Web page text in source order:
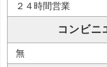
２４時間営業
コンビニ
無